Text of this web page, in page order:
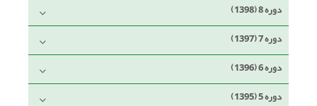
دوره 8 (1398)
دوره 7 (1397)
دوره 6 (1396)
دوره 5 (1395)